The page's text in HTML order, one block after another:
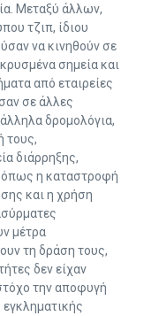
Μεταξύ άλλων,
τζιπ, ίδιου
να κινηθούν σε
σημεία και
από εταιρείες
σε άλλες
δρομολόγια,
τους,
διάρρηξης,
όπως η καταστροφή
και η χρήση
μέτρα
τη δράση τους,
δεν είχαν
την αποφυγή